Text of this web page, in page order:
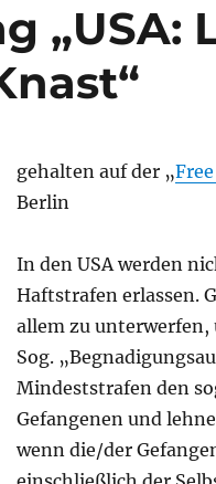
„USA:
gehalten auf der „
Berlin
In den USA werden
Haftstrafen erlassen.
allem zu unterwerfen,
Sog.
Mindeststrafen den
Gefangenen und
wenn die/der